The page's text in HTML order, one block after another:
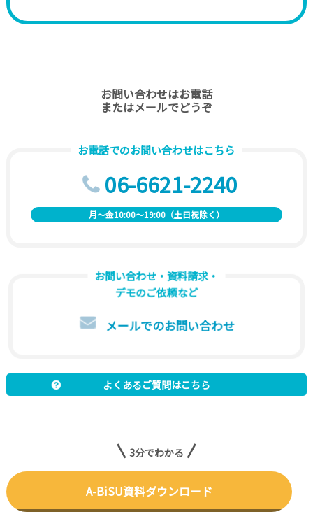
お問い合わせはお電話
またはメールでどうぞ
お電話でのお問い合わせはこちら
06-6621-2240
月～金10:00～19:00（土日祝除く）
お問い合わせ・資料請求・
デモのご依頼など
メールでのお問い合わせ
よくあるご質問はこちら
3分でわかる
A-BiSU資料ダウンロード